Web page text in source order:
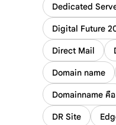
Dedicated
Digital Future
Direct Mail
Domain name
Domainname คือ
DR Site